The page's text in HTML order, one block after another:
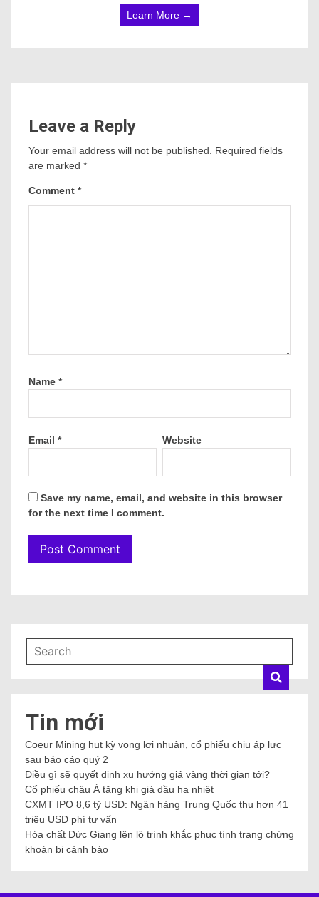
Learn More →
Leave a Reply
Your email address will not be published. Required fields
are marked *
Comment *
Name *
Email * Website
Save my name, email, and website in this browser
for the next time I comment.
Tin mới
Coeur Mining hụt kỳ vọng lợi nhuận, cổ phiếu chịu áp lực
sau báo cáo quý 2
Điều gì sẽ quyết định xu hướng giá vàng thời gian tới?
Cổ phiếu châu Á tăng khi giá dầu hạ nhiệt
CXMT IPO 8,6 tỷ USD: Ngân hàng Trung Quốc thu hơn 41
triệu USD phí tư vấn
Hóa chất Đức Giang lên lộ trình khắc phục tình trạng chứng
khoán bị cảnh báo